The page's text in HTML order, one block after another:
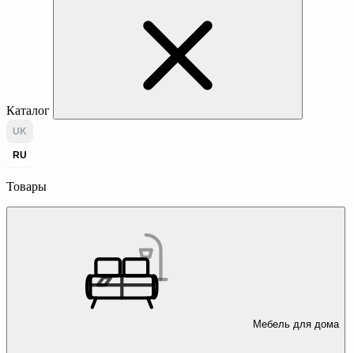
Каталог
UK
RU
Товары
Мебель для дома